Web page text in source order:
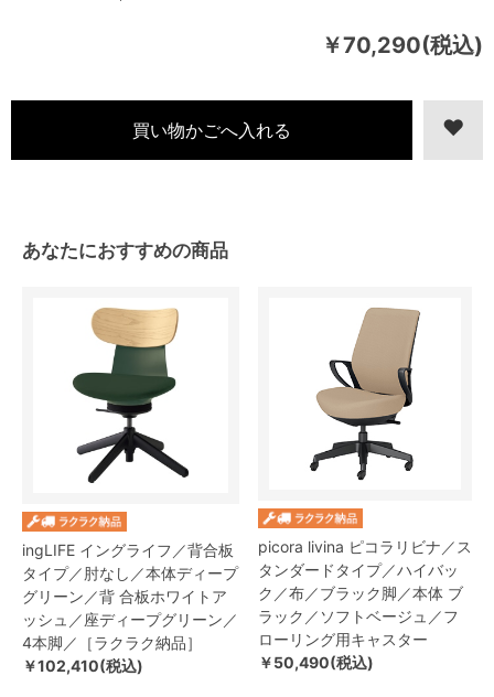
￥70,290(税込)
あなたにおすすめの商品
ingLIFE イングライフ／背合板
タイプ／肘なし／本体ディープ
グリーン／背 合板ホワイトア
ッシュ／座ディープグリーン／
4本脚／［ラクラク納品］
￥102,410(税込)
picora livina ピコラリビナ／ス
タンダードタイプ／ハイバッ
ク／布／ブラック脚／本体 ブ
ラック／ソフトベージュ／フ
ローリング用キャスター
￥50,490(税込)